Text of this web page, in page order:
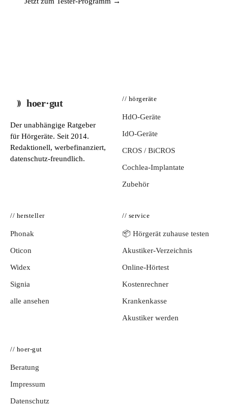
hoer·gut
Der unabhängige Ratgeber
für Hörgeräte. Seit 2014.
Redaktionell, werbefinanziert,
datenschutz-freundlich.
// hörgeräte
HdO-Geräte
IdO-Geräte
CROS / BiCROS
Cochlea-Implantate
Zubehör
// hersteller
Phonak
Oticon
Widex
Signia
alle ansehen
// service
📦 Hörgerät zuhause testen
Akustiker-Verzeichnis
Online-Hörtest
Kostenrechner
Krankenkasse
Akustiker werden
// hoer-gut
Beratung
Impressum
Datenschutz